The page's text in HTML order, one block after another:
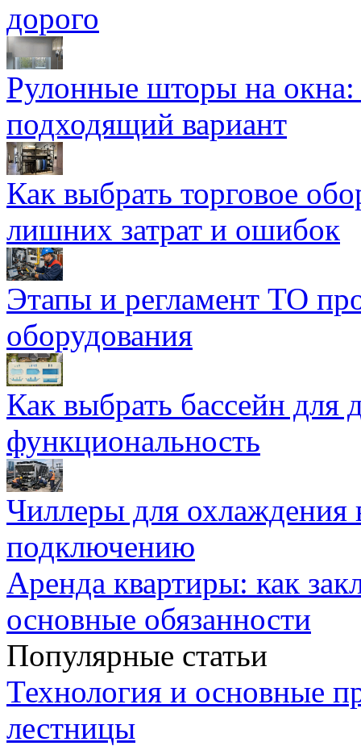
дорого
Рулонные шторы на
подходящий вариант
Как выбрать торговое
лишних затрат и ошибок
Этапы и регламент ТО
оборудования
Как выбрать бассейн для
функциональность
Чиллеры для охлаждения
подключению
Аренда квартиры: как
основные обязанности
Популярные статьи
Технология и основные
лестницы